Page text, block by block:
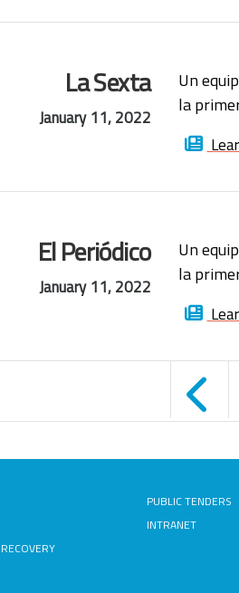
La Sexta
January 11, 2022
Un
la
El Periódico
January 11, 2022
Un
la
PUBLIC TENDERS
INTRANET